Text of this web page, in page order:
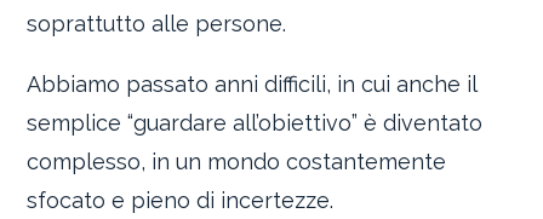
soprattutto alle persone.
Abbiamo passato anni difficili, in cui anche il
semplice “guardare all’obiettivo” è diventato
complesso, in un mondo costantemente
sfocato e pieno di incertezze.